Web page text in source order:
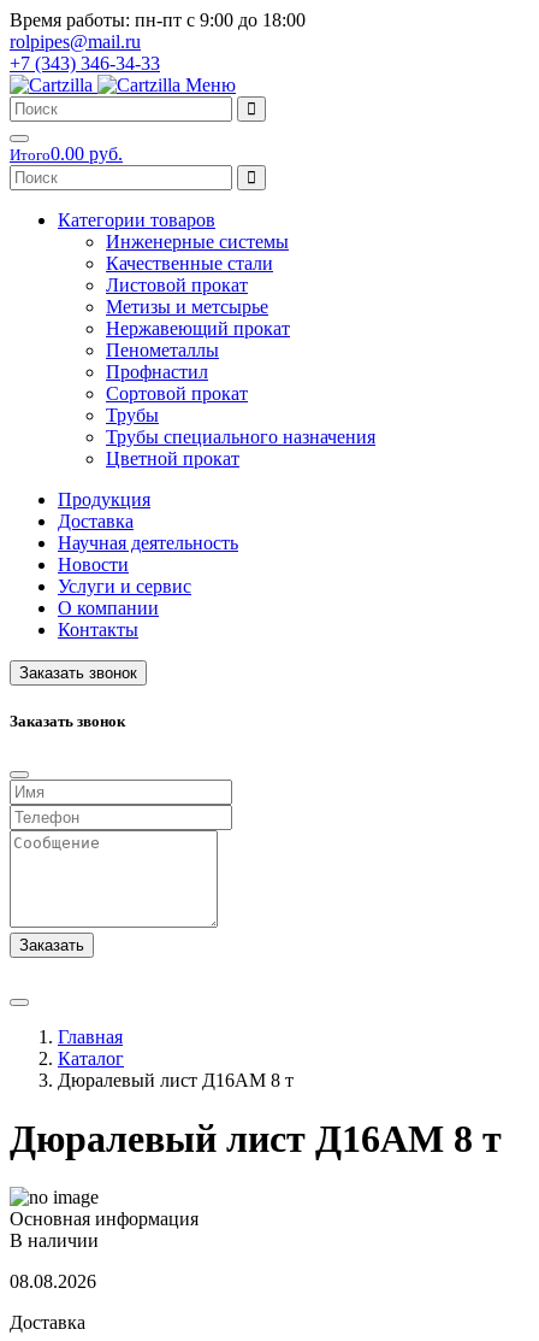
Время работы: пн-пт с 9:00 до 18:00
rolpipes@mail.ru
+7 (343) 346-34-33
Меню
Итого0.00 руб.
Категории товаров
Инженерные системы
Качественные стали
Листовой прокат
Метизы и метсырье
Нержавеющий прокат
Пенометаллы
Профнастил
Сортовой прокат
Трубы
Трубы специального назначения
Цветной прокат
Продукция
Доставка
Научная деятельность
Новости
Услуги и сервис
О компании
Контакты
Заказать звонок
Заказать звонок
Заказать
Главная
Каталог
Дюралевый лист Д16АМ 8 т
Дюралевый лист Д16АМ 8 т
Основная информация
В наличии
08.08.2026
Доставка